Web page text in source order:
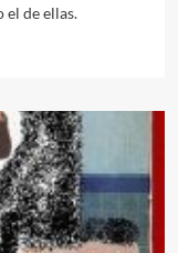
el de ellas.